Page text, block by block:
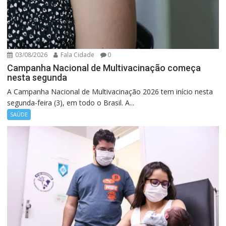
03/08/2026 Fala Cidade 0
Campanha Nacional de Multivacinação começa
nesta segunda
A Campanha Nacional de Multivacinação 2026 tem início nesta
segunda-feira (3), em todo o Brasil. A...
SAÚDE